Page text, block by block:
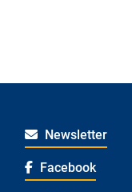
Newsletter
Facebook